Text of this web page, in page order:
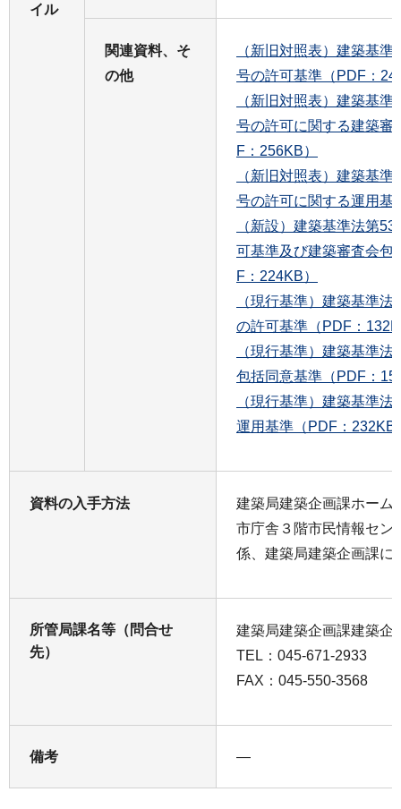
イル
関連資料、そ
の他
（新旧対照表）建築基
号の許可基準（PDF：
（新旧対照表）建築基
号の許可に関する建築審
F：256KB）
（新旧対照表）建築基
号の許可に関する運用基
（新設）建築基準法第
可基準及び建築審査会包
F：224KB）
（現行基準）建築基準
の許可基準（PDF：
（現行基準）建築基準
包括同意基準（PDF：
（現行基準）建築基準
運用基準（PDF：232KB
資料の入手方法
建築局建築企画課ホーム
市庁舎３階市民情報セン
係、建築局建築企画課に
所管局課名等（問合せ
先）
建築局建築企画課建築企
TEL：045-671-2933
FAX：045-550-3568
備考 ―